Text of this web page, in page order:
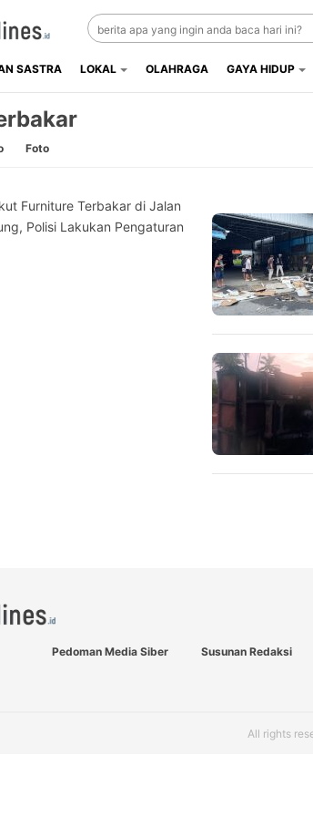
& Budaya
SASTRA LOKAL OLAHRAGA GAYA HIDUP
Foto
Furniture Terbakar di Jalan
Polisi Lakukan Pengaturan
Pedoman Media Siber
Susunan Redaksi
All rights